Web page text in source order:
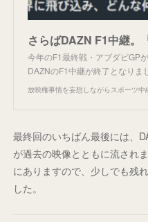
さらばDAZN F1中継。
今年のF1最終戦・アブダビGP
DAZNのF1中継が終了となりま
放映権事情を妄想しながらスポーツ中
最終回のいちばん最後には、
が過去の映像とともに流され
にありますので、少しでも残
した。